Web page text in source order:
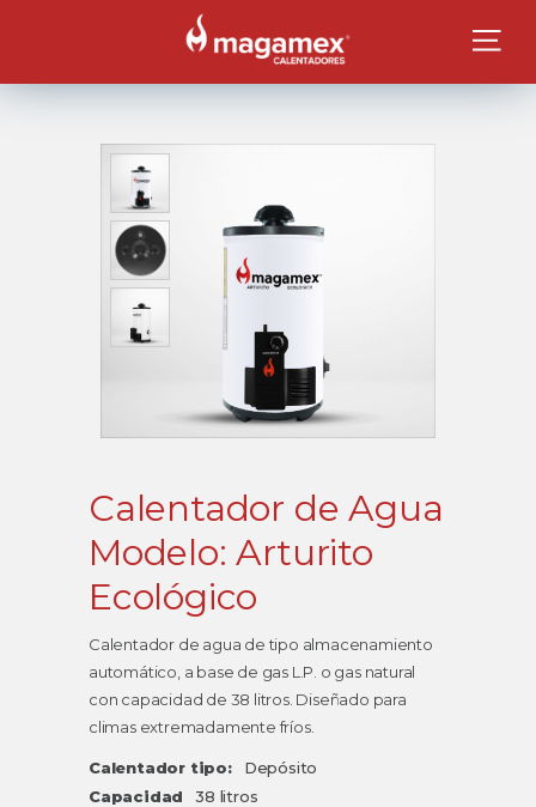
Calentador de Agua
Modelo: Arturito
Ecológico
Calentador de agua de tipo almacenamiento
automático, a base de gas L.P. o gas natural
con capacidad de 38 litros. Diseñado para
climas extremadamente fríos.
Calentador tipo:
Depósito
Capacidad
38 litros